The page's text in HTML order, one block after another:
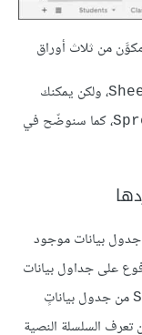
، ولكن يمكنك
، كما سنوضّح في
بيانات موجود
على جداول بيانات
من جدول بياناتٍ
السلسلة النصية